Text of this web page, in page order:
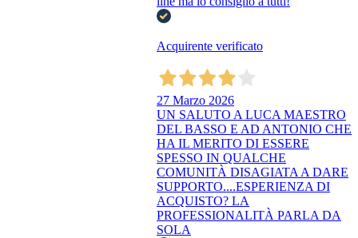
Acquirente verificato
27 Marzo 2026
UN SALUTO A LUCA MAESTRO
DEL BASSO E AD ANTONIO CHE
HA IL MERITO DI ESSERE
SPESSO IN QUALCHE
COMUNITÀ DISAGIATA A DARE
SUPPORTO....ESPERIENZA DI
ACQUISTO? LA
PROFESSIONALITÀ PARLA DA
SOLA